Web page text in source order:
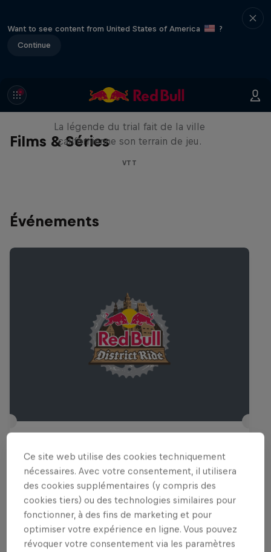
Want to see content from United States of America
?
Continue
Films & Séries
Danny MacAskill : Postcard
from San Francisco
La légende du trial fait de la ville
californienne son terrain de jeu.
VTT
Événements
24 – 25 Juillet 2026
Groningen, Netherlands
VTT
Voir le replay
Ce site web utilise des cookies techniquement
nécessaires. Avec votre consentement, il utilisera
des cookies supplémentaires (y compris des
cookies tiers) ou des technologies similaires pour
fonctionner, à des fins de marketing et pour
optimiser votre expérience en ligne. Vous pouvez
révoquer votre consentement via les paramètres